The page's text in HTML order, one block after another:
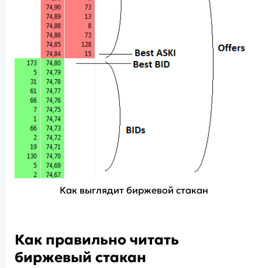
Как выглядит биржевой стакан
Как правильно читать
биржевый стакан